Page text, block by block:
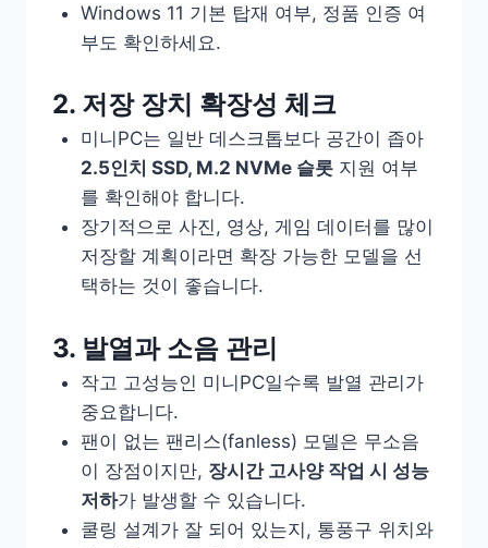
Windows 11 기본 탑재 여부, 정품 인증 여
부도 확인하세요.
2. 저장 장치 확장성 체크
미니PC는 일반 데스크톱보다 공간이 좁아
2.5인치 SSD, M.2 NVMe 슬롯지원 여부
를 확인해야 합니다.
장기적으로 사진, 영상, 게임 데이터를 많이
저장할 계획이라면 확장 가능한 모델을 선
택하는 것이 좋습니다.
3. 발열과 소음 관리
작고 고성능인 미니PC일수록 발열 관리가
중요합니다.
팬이 없는 팬리스(fanless) 모델은 무소음
이 장점이지만, 장시간 고사양 작업 시 성능
저하가 발생할 수 있습니다.
쿨링 설계가 잘 되어 있는지, 통풍구 위치와